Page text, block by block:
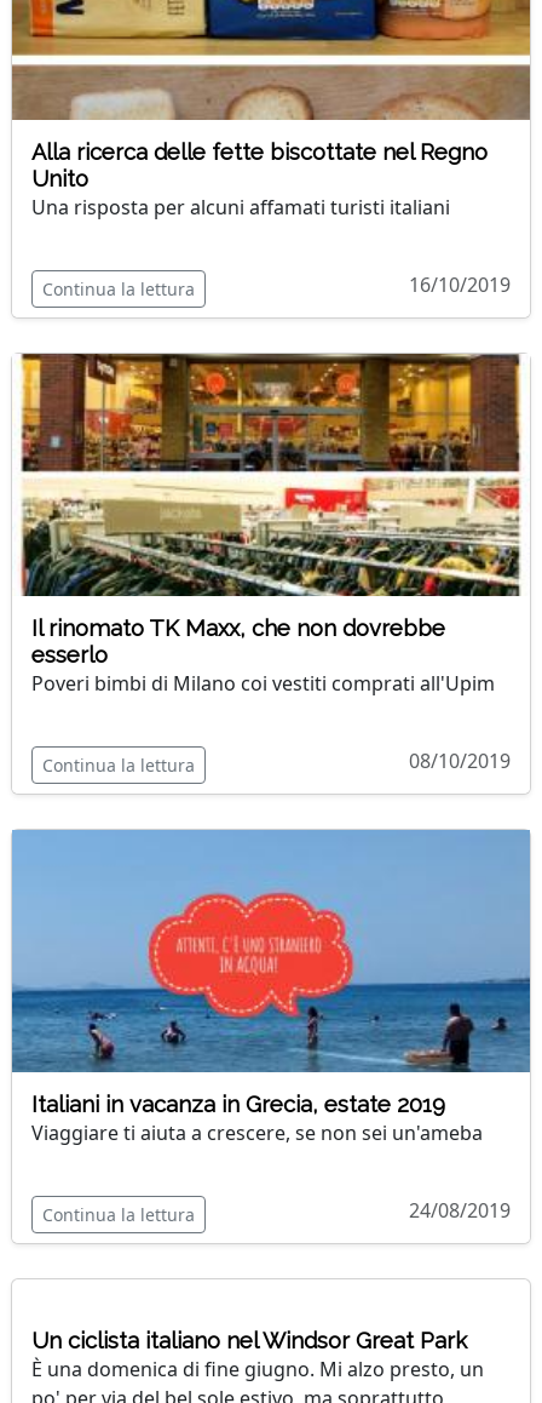
Alla ricerca delle fette biscottate nel Regno
Unito
Una risposta per alcuni affamati turisti italiani
Continua la lettura 16/10/2019
Il rinomato TK Maxx, che non dovrebbe
esserlo
Poveri bimbi di Milano coi vestiti comprati all'Upim
Continua la lettura 08/10/2019
Italiani in vacanza in Grecia, estate 2019
Viaggiare ti aiuta a crescere, se non sei un'ameba
Continua la lettura 24/08/2019
Un ciclista italiano nel Windsor Great Park
È una domenica di fine giugno. Mi alzo presto, un